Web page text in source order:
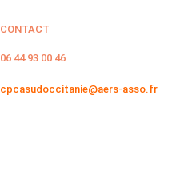
CONTACT
06 44 93 00 46
cpcasudoccitanie@aers-asso.fr